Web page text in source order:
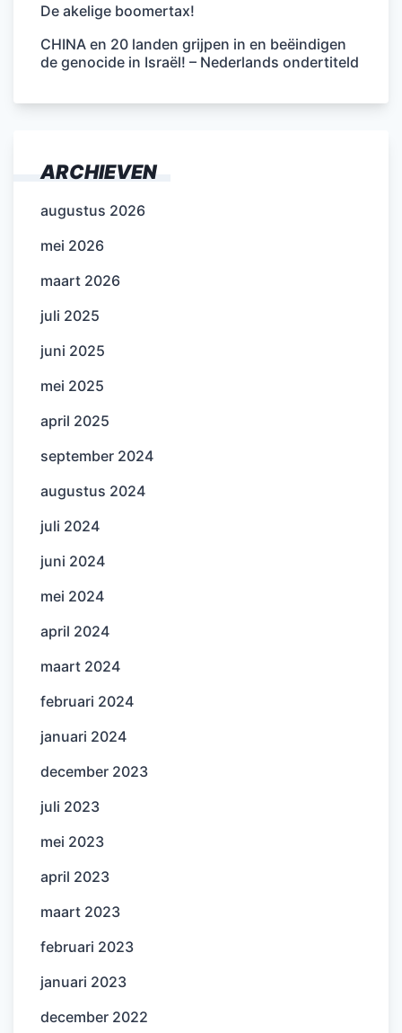
De akelige boomertax!
CHINA en 20 landen grijpen in en beëindigen
de genocide in Israël! – Nederlands ondertiteld
ARCHIEVEN
augustus 2026
mei 2026
maart 2026
juli 2025
juni 2025
mei 2025
april 2025
september 2024
augustus 2024
juli 2024
juni 2024
mei 2024
april 2024
maart 2024
februari 2024
januari 2024
december 2023
juli 2023
mei 2023
april 2023
maart 2023
februari 2023
januari 2023
december 2022